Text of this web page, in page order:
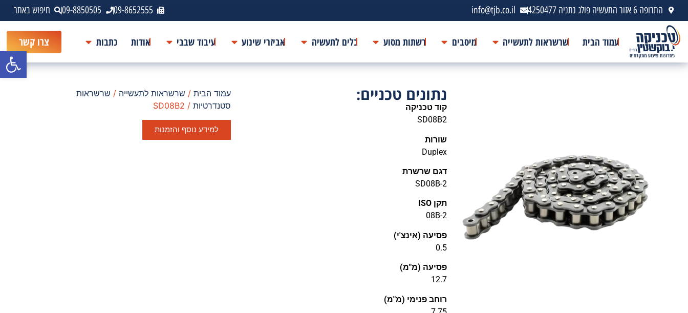
התרופה 6 אזור התעשיה פולג נתניה 4250477 info@tjb.co.il
09-8652555
09-8850505 חיפוש באתר
עמוד הבית שרשראות לתעשייה מיסבים רשתות מסוע כלים לתעשיה אביזרי שינוע עיבוד שבבי אודות כתבות צרו קשר
נתונים טכניים:
קוד טכניקה
SD08B2
שורות
Duplex
דגם שרשרת
SD08B-2
תקן ISO
08B-2
פסיעה (אינצ'י)
0.5
פסיעה (מ"מ)
12.7
רוחב פנימי (מ"מ)
עמוד הבית/ שרשראות לתעשייה / שרשראות
סטנדרטיות/ SD08B2
למידע נוסף והזמנות
פתח